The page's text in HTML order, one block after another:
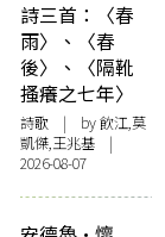
詩三首：〈春
雨〉、〈春
後〉、〈隔靴
搔癢之七年〉
詩歌 | by 飲江,莫
凱傑,王兆基 |
2026-08-07